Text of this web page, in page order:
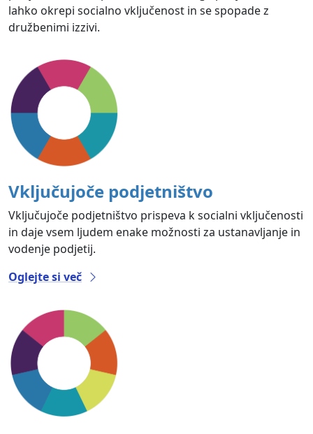
lahko okrepi socialno vključenost in se spopade z
družbenimi izzivi.
Vključujoče podjetništvo
Vključujoče podjetništvo prispeva k socialni vključenosti
in daje vsem ljudem enake možnosti za ustanavljanje in
vodenje podjetij.
Oglejte si več